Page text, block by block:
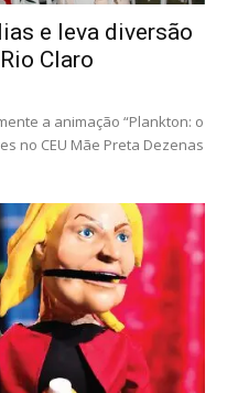
e leva diversão
Claro
a animação “Plankton: o
no CEU Mãe Preta Dezenas